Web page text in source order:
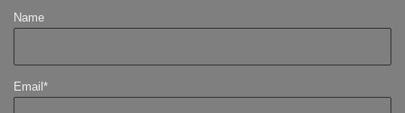
Name
Email*